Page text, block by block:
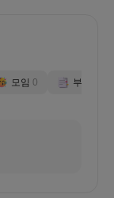
모임 0 부스